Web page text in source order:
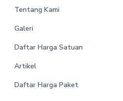
Tentang Kami
Galeri
Daftar Harga Satuan
Artikel
Daftar Harga Paket